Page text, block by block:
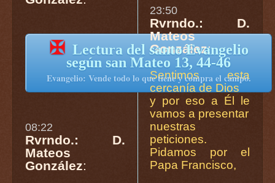
✠ Lectura del santo Evangelio
según san Mateo 13, 44-46
Evangelio: Vende todo lo que tiene y compra el campo.
08:22
Rvrndo.: D.
Mateos
González:
23:50
Rvrndo.: D.
Mateos
González:
Sentimos esta
cercanía de Dios
y por eso a Él le
vamos a presentar
nuestras
peticiones.
Pidamos por el
Papa Francisco,